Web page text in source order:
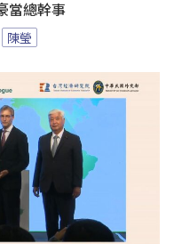
當總幹事
陳瑩